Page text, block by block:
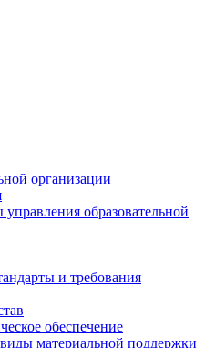
организации
образовательной
и требования
обеспечение
материальной поддержки